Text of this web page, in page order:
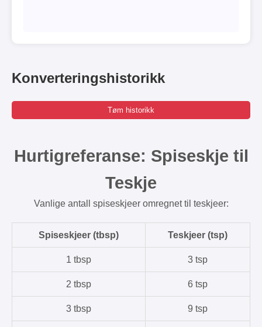
Konverteringshistorikk
Tøm historikk
Hurtigreferanse: Spiseskje til
Teskje
Vanlige antall spiseskjeer omregnet til teskjeer:
Spiseskjeer (tbsp) Teskjeer (tsp)
1 tbsp 3 tsp
2 tbsp 6 tsp
3 tbsp 9 tsp